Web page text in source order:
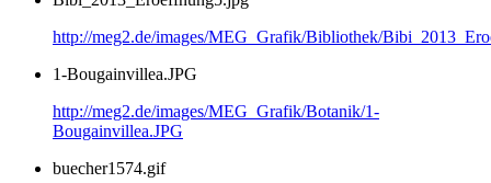
http://meg2.de/images/MEG_Grafik/Bibliothek/
1-Bougainvillea.JPG
http://meg2.de/images/MEG_Grafik/Botanik/1-
Bougainvillea.JPG
buecher1574.gif